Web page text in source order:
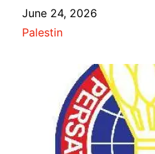
Date
June 24, 2026
In relation to
Palestin